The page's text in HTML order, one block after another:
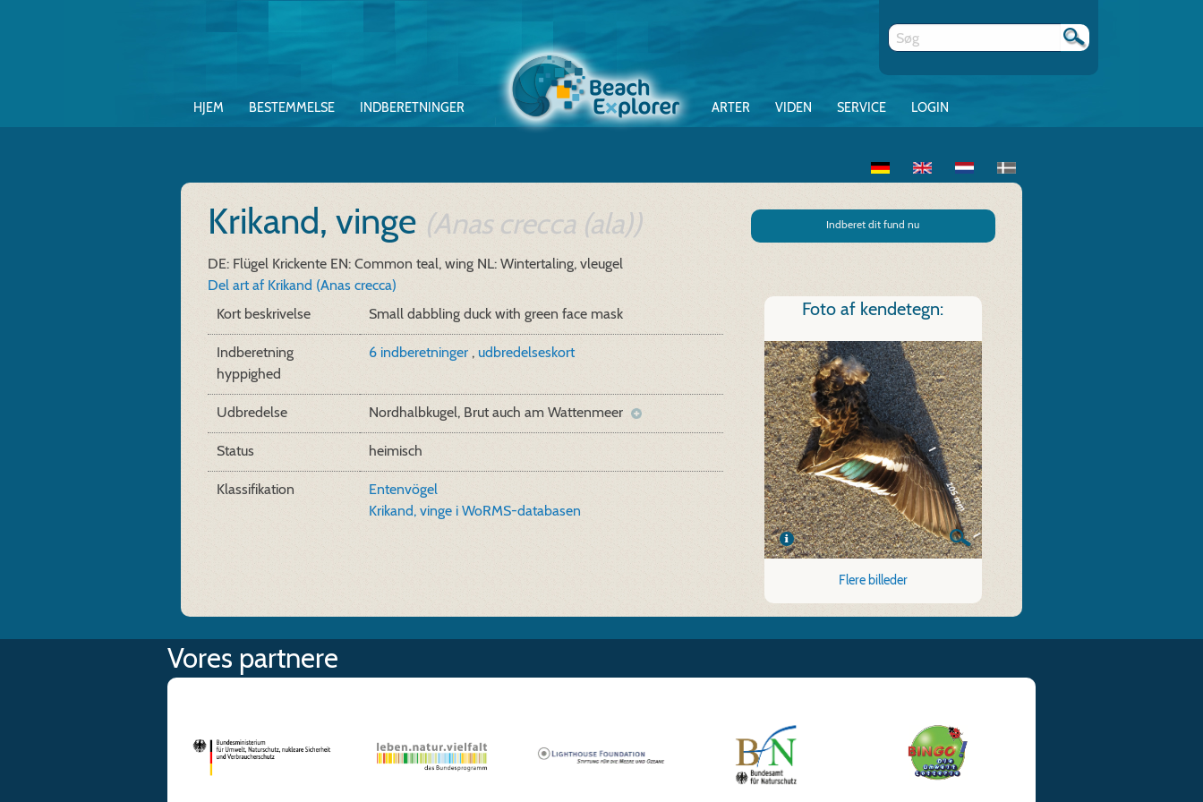
HJEM BESTEMMELSE INDBERETNINGER ARTER VIDEN SERVICE LOGIN
Krikand, vinge (Anas crecca (ala))
DE: Flügel Krickente EN: Common teal, wing NL: Wintertaling, vleugel
Del art af Krikand (Anas crecca)
Indberet dit fund nu
Kort beskrivelse Small dabbling duck with green face mask
Indberetning
hyppighed
6 indberetninger , udbredelseskort
Udbredelse Nordhalbkugel, Brut auch am Wattenmeer
Status heimisch
Klassifikation
Entenvögel
Krikand, vinge i WoRMS-databasen
Foto af kendetegn:
Flere billeder
Vores partnere